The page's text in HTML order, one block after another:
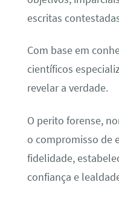
escritas
Com base em
científicos
revelar a verdade.
O perito forense,
o compromisso de
fidelidade,
confiança e